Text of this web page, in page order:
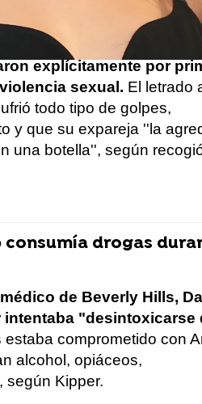
conocimos que los
de los argumentos de
explícitamente por
sexual. El letrado
todo tipo de golpes,
y que su expareja ''la
una botella'', según
consumía drogas
de Beverly Hills,
intentaba "desintoxicarse
estaba comprometido con
alcohol, opiáceos,
según Kipper.